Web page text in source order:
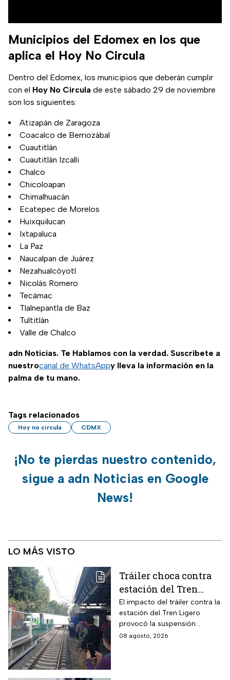
Municipios del Edomex en los que
aplica el Hoy No Circula
Dentro del Edomex, los municipios que deberán cumplir
con el Hoy No Circula de este sábado 29 de noviembre
son los siguientes:
Atizapán de Zaragoza
Coacalco de Berriozábal
Cuautitlán
Cuautitlán Izcalli
Chalco
Chicoloapan
Chimalhuacán
Ecatepec de Morelos
Huixquilucan
Ixtapaluca
La Paz
Naucalpan de Juárez
Nezahualcóyotl
Nicolás Romero
Tecámac
Tlalnepantla de Baz
Tultitlán
Valle de Chalco
adn Noticias. Te Hablamos con la verdad. Suscríbete a
nuestrocanal de WhatsAppy lleva la información en la
palma de tu mano.
Tags relacionados
Hoy no circula CDMX
¡No te pierdas nuestro contenido,
sigue a adn Noticias en Google
News!
LO MÁS VISTO
Tráiler choca contra
estación del Tren
Ligero en CDMX
El impacto del tráiler contra la
estación del Tren Ligero
provocó la suspensión
momentánea del servicio
08 agosto, 2026